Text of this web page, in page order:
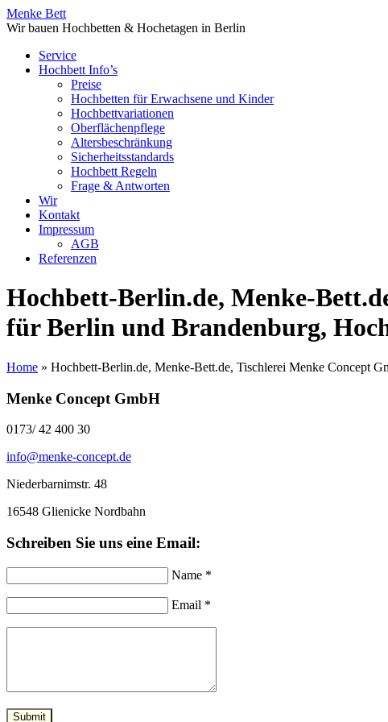
Menke Bett
Wir bauen Hochbetten & Hochetagen in Berlin
Service
Hochbett Info’s
Preise
Hochbetten für Erwachsene und Kinder
Hochbettvariationen
Oberflächenpflege
Altersbeschränkung
Sicherheitsstandards
Hochbett Regeln
Frage & Antworten
Wir
Kontakt
Impressum
AGB
Referenzen
Hochbett-Berlin.de, Menke-
für Berlin und Brandenburg,
Home » Hochbett-Berlin.de, Menke-Bett.de, Tischlerei Menke Concept
Menke Concept GmbH
0173/ 42 400 30
info@menke-concept.de
Niederbarnimstr. 48
16548 Glienicke Nordbahn
Schreiben Sie uns eine Email:
Name *
Email *
Submit